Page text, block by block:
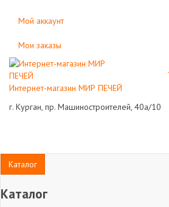
Мой аккаунт
Мои заказы
Интернет-магазин МИР ПЕЧЕЙ
г. Курган, пр. Машиностроителей, 40а/10
Каталог
Каталог